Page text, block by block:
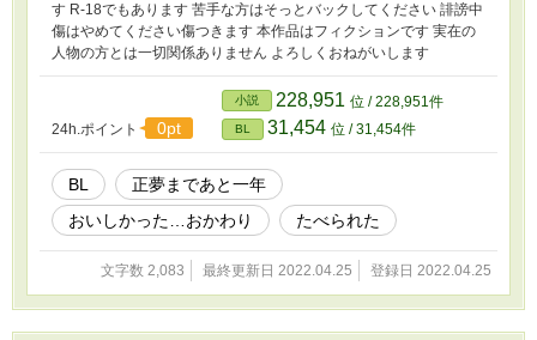
す R-18でもあります 苦手な方はそっとバックしてください 誹謗中
傷はやめてください傷つきます 本作品はフィクションです 実在の
人物の方とは一切関係ありません よろしくおねがいします
24h.ポイント 0pt
小説 228,951 位 / 228,951件
BL 31,454 位 / 31,454件
BL
正夢まであと一年
おいしかった…おかわり
たべられた
文字数 2,083 最終更新日 2022.04.25 登録日 2022.04.25